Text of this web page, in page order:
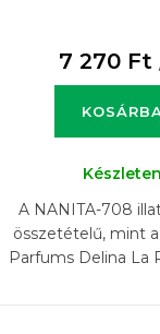
7 270 Ft
Készleten
A NANITA-708
összetételű, mint
Parfums Delina La